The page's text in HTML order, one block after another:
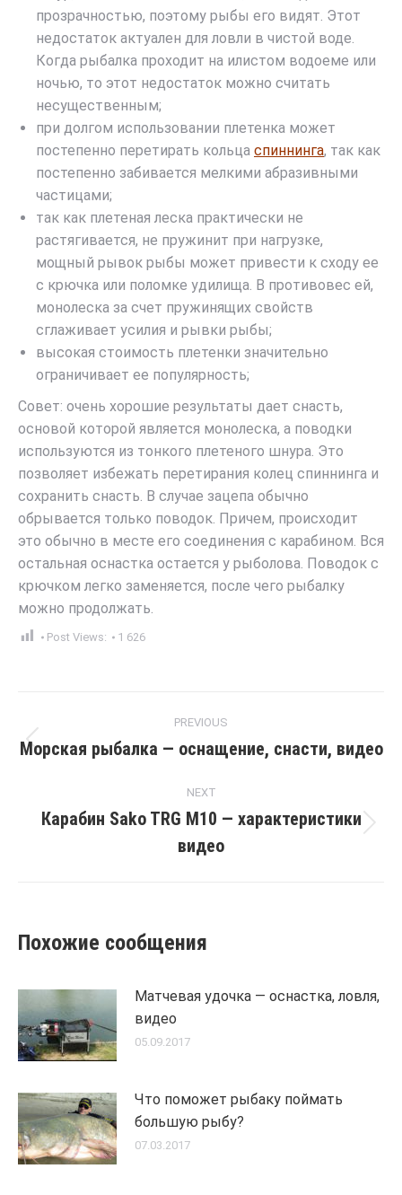
прозрачностью, поэтому рыбы его видят. Этот
недостаток актуален для ловли в чистой воде.
Когда рыбалка проходит на илистом водоеме или
ночью, то этот недостаток можно считать
несущественным;
при долгом использовании плетенка может
постепенно перетирать кольца спиннинга, так как
постепенно забивается мелкими абразивными
частицами;
так как плетеная леска практически не
растягивается, не пружинит при нагрузке,
мощный рывок рыбы может привести к сходу ее
с крючка или поломке удилища. В противовес ей,
монолеска за счет пружинящих свойств
сглаживает усилия и рывки рыбы;
высокая стоимость плетенки значительно
ограничивает ее популярность;
Совет: очень хорошие результаты дает снасть,
основой которой является монолеска, а поводки
используются из тонкого плетеного шнура. Это
позволяет избежать перетирания колец спиннинга и
сохранить снасть. В случае зацепа обычно
обрывается только поводок. Причем, происходит
это обычно в месте его соединения с карабином. Вся
остальная оснастка остается у рыболова. Поводок с
крючком легко заменяется, после чего рыбалку
можно продолжать.
Post Views: 1 626
navigation
PREVIOUS
Previous
Морская рыбалка — оснащение, снасти, видео
NEXT
post:
Карабин Sako TRG М10 — характеристики
видео
Похожие сообщения
Матчевая удочка — оснастка, ловля,
видео
05.09.2017
Что поможет рыбаку поймать
большую рыбу?
07.03.2017